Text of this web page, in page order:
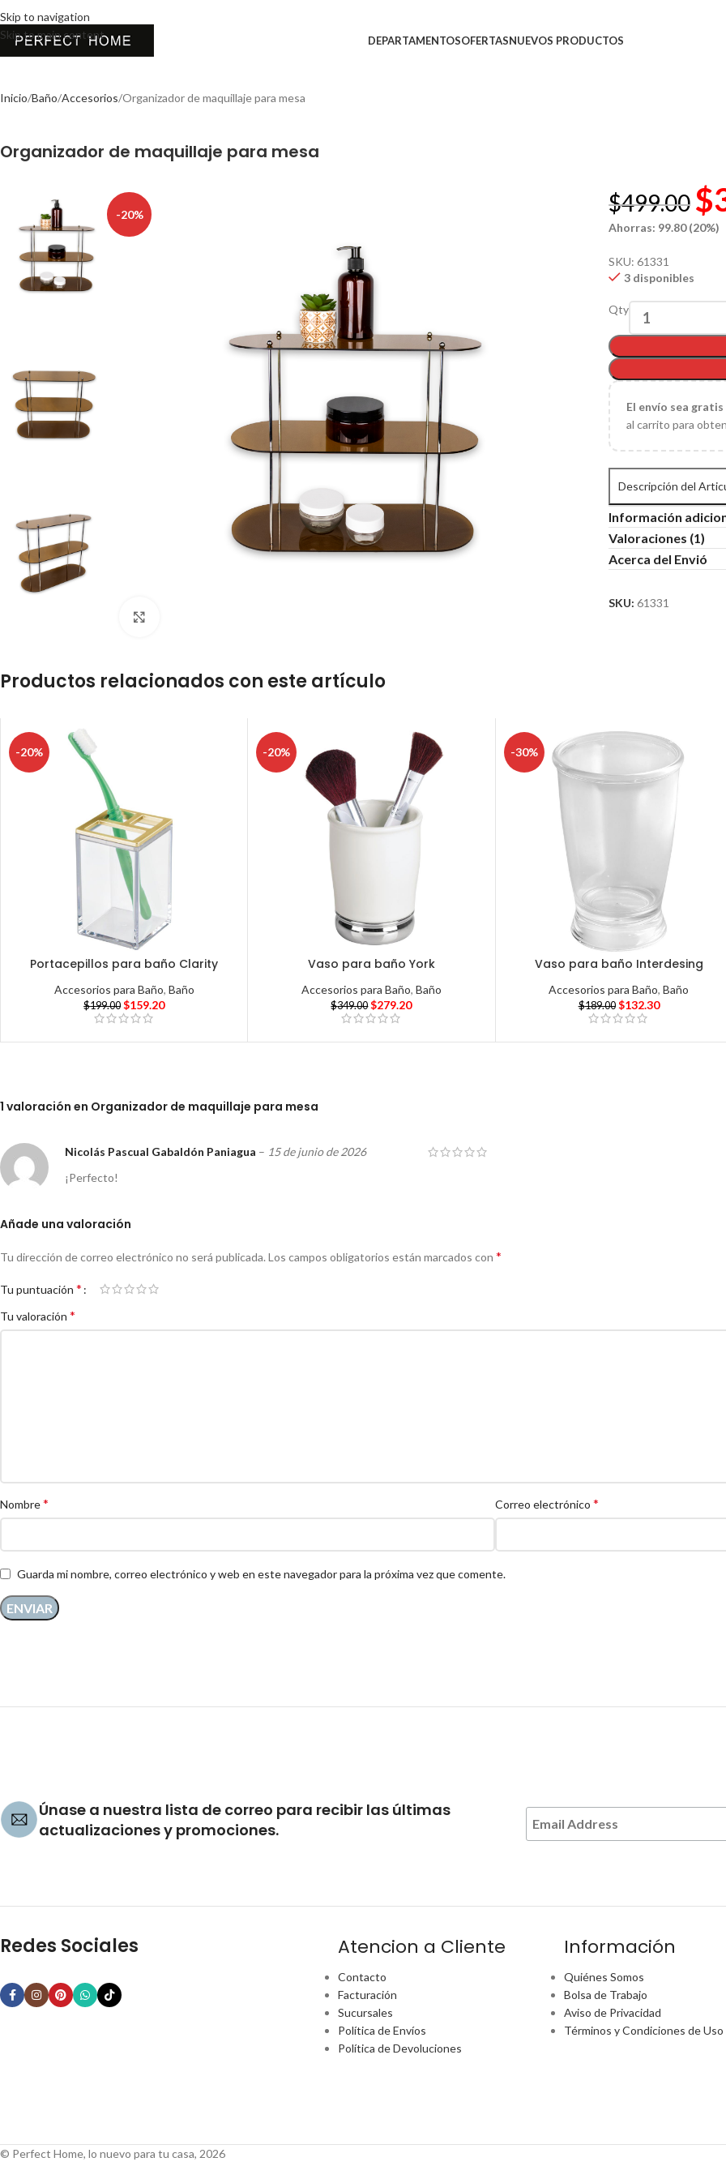
Skip to navigation
Skip to main content
DEPARTAMENTOSOFERTASNUEVOS PRODUCTOS
Inicio Baño Accesorios Organizador de maquillaje para mesa
Organizador de maquillaje para mesa
-20% $499.00 $
Ahorras: 99.80 (20%)
SKU:61331
3 disponibles
Qty
El envío sea
al carrito para
Descripción del
Información
Valoraciones (1)
Acerca del Envió
SKU:61331
Productos relacionados con este artículo
-20%
Portacepillos para baño Clarity
Accesorios para Baño, Baño
$199.00 $159.20
-20%
Vaso para baño York
Accesorios para Baño, Baño
$349.00 $279.20
-30%
Vaso para baño Interdesing
Accesorios para Baño,Baño
$189.00 $132.30
1 valoración en Organizador de maquillaje para mesa
Nicolás Pascual Gabaldón Paniagua – 15 de junio de 2026
¡Perfecto!
Añade una valoración
Tu dirección de correo electrónico no será publicada. Los campos obligatorios están marcados con *
Tu puntuación *
Tu valoración *
Nombre* Correo electrónico *
Guarda mi nombre, correo electrónico y web en este navegador para la próxima vez que comente.
Únase a nuestra lista de correo para recibir las últimas
actualizaciones y promociones.
Redes Sociales Atencion a Cliente
Contacto
Facturación
Sucursales
Política de Envíos
Política de Devoluciones
Información
Quiénes Somos
Bolsa de Trabajo
Aviso de Privacidad
Términos y Condiciones de Uso
© Perfect Home, lo nuevo para tu casa, 2026